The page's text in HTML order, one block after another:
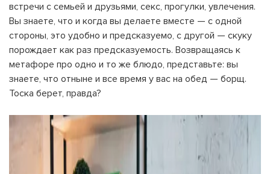
встречи с семьей и друзьями, секс, прогулки, увлечения.
Вы знаете, что и когда вы делаете вместе — с одной
стороны, это удобно и предсказуемо, с другой — скуку
порождает как раз предсказуемость. Возвращаясь к
метафоре про одно и то же блюдо, представьте: вы
знаете, что отныне и все время у вас на обед — борщ.
Тоска берет, правда?